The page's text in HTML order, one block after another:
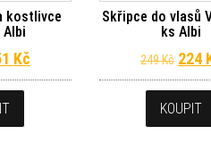
kostlivce
cena byla: 279 Kč.
KčAktuální cena je: 251 Kč.
Skřipce do vlasů
ks Albi
249Kč 224
KOUPIT